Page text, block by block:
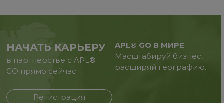
НАЧАТЬ КАРЬЕРУ
в партнерстве с APL®
GO прямо сейчас
Регистрация
APL® GO В МИРЕ
Масштабируй бизнес,
расширяй географию.